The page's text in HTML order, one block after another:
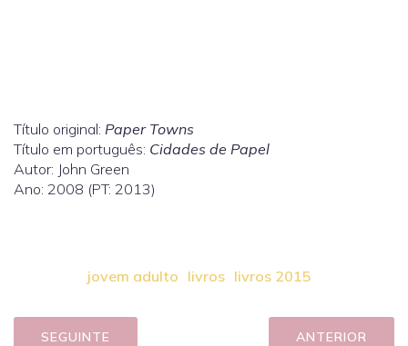
Título original: Paper Towns
Título em português: Cidades de Papel
Autor: John Green
Ano: 2008 (PT: 2013)
jovem adulto livros livros 2015
SEGUINTE ANTERIOR